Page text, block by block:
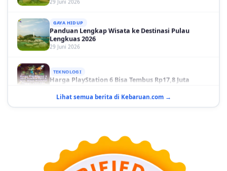
Panduan Lengkap Wisata ke Destinasi Pulau
Lengkuas 2026
29 Juni 2026
Harga PlayStation 6 Bisa Tembus Rp17,8 Juta
29 Juni 2026
KESEHATAN
Bahaya Memakai Softlens untuk Mata yang Jarang
Diketahui
Lihat semua berita di Kebaruan.com →